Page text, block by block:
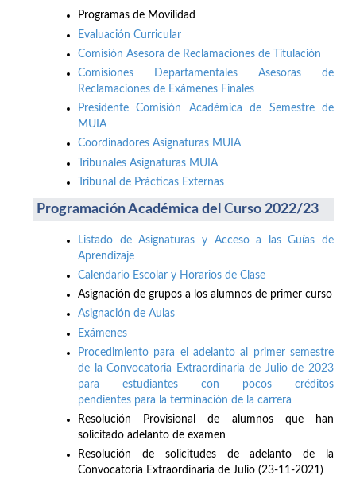
Programas de Movilidad
Evaluación Curricular
Comisión Asesora de Reclamaciones de Titulación
Comisiones Departamentales Asesoras de
Reclamaciones de Exámenes Finales
Presidente Comisión Académica de Semestre de
MUIA
Coordinadores Asignaturas MUIA
Tribunales Asignaturas MUIA
Tribunal de Prácticas Externas
Programación Académica del Curso 2022/23
Listado de Asignaturas y Acceso a las Guías de
Aprendizaje
Calendario Escolar y Horarios de Clase
Asignación de grupos a los alumnos de primer curso
Asignación de Aulas
Exámenes
Procedimiento para el adelanto al primer semestre
de la Convocatoria Extraordinaria de Julio de 2023
para estudiantes con pocos créditos
pendientes para la terminación de la carrera
Resolución Provisional de alumnos que han
solicitado adelanto de examen
Resolución de solicitudes de adelanto de la
Convocatoria Extraordinaria de Julio (23-11-2021)